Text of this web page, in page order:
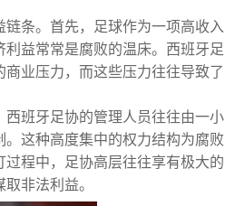
条。首先，足球作为一项高收入
益常常是腐败的温床。西班牙足
业压力，而这些压力往往导致了
班牙足协的管理人员往往由一小
这种高度集中的权力结构为腐败
程中，足协高层往往享有极大的
非法利益。